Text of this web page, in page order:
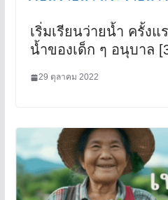
เริ่มเรียนว่ายน้ำ ครั้งแ
น้ำของเด็ก ๆ อนุบาล
29 ตุลาคม 2022